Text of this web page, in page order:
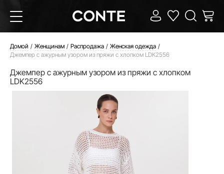
Домой Женщинам Распродажа
Женская одежда
Джемпер с ажурным узором из пряжи с хлопком LDK2556
Джемпер с ажурным узором из пряжи с хлопком
LDK2556